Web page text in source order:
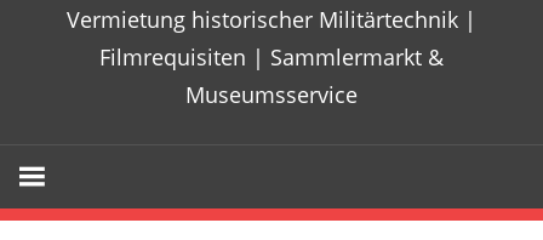
Vermietung historischer Militärtechnik |
Filmrequisiten | Sammlermarkt &
Museumsservice